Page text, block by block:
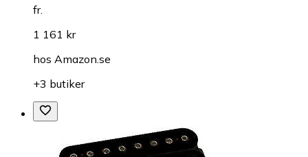
fr.
1 161 kr
hos Amazon.se
+3 butiker